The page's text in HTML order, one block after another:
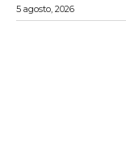
5 agosto, 2026